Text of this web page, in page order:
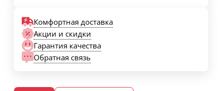
Комфортная доставка
Акции и скидки
Гарантия качества
Обратная связь